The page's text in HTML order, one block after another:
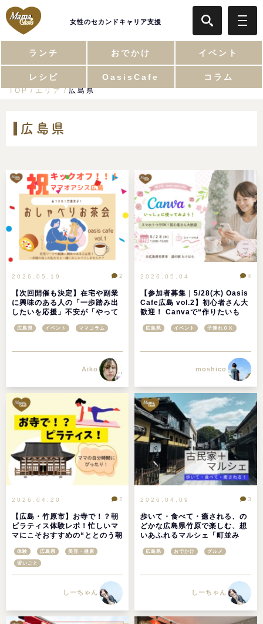
女性のセカンドキャリア支援
ランチ おでかけ イベント
レシピ OasisCafe コラム
TOP エリア 広島県
広島県
2026.05.19
【次回開催も決定】在宅や副業
に興味のある人の「一歩踏み出
したいを応援」不安が「やって
シス広島初イベント「おしゃべ
2
広島県 イベント ママコラム
Aiko
2026.05.04
【参加者募集｜5/28(木) Oasis
Cafe広島 vol.2】初心者さん大
歓迎！ Canvaで“作りたいも
4
広島県 イベント 子連れＯＫ
moshico
2026.04.20
【広島・竹原市】お寺で！？朝
ピラティス体験レポ！忙しいマ
マにこそおすすめの“ととのう朝
2
体験 広島県 美容・健康
習いごと
しーちゃん
2026.04.09
歩いて・食べて・癒される、の
どかな広島県竹原で楽しむ、想
いあふれるマルシェ「町並み
します！
3
広島県 おでかけ グルメ
しーちゃん